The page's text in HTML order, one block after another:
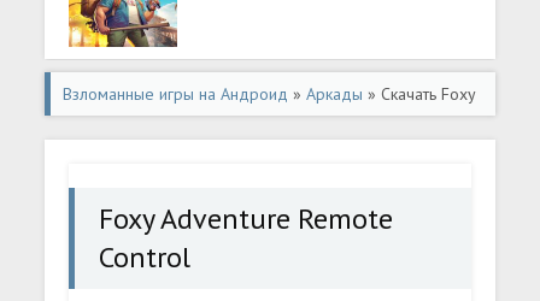
Взломанные игры на Андроид »Аркады » Скачать Foxy
Adventure Remote Control (Разблокировано все) на
Foxy Adventure Remote
Control